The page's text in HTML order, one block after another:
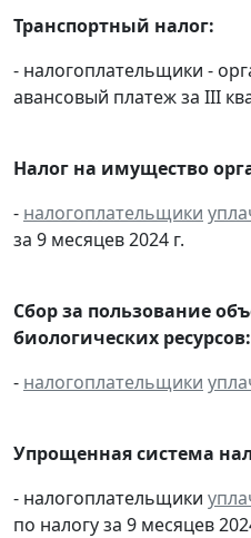
Транспортный налог:
- налогоплательщики -
авансовый платеж за III
Налог на имущество
- налогоплательщики
за 9 месяцев 2024 г.
Сбор за пользование
биологических ресурсов:
- налогоплательщики
Упрощенная система
- налогоплательщики
по налогу за 9 месяцев